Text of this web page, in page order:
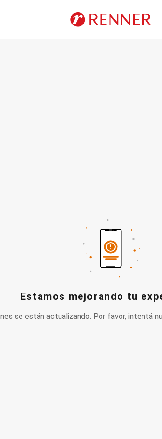
Estamos mejorando tu
se están actualizando. Por favor, intentá